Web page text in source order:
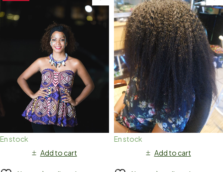
En stock
Add to cart
En stock
Add to cart